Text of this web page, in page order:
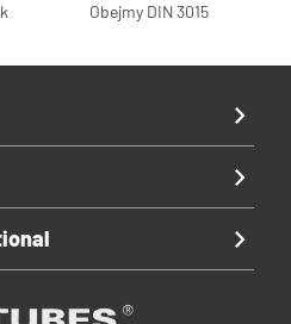
Obejmy DIN 3015